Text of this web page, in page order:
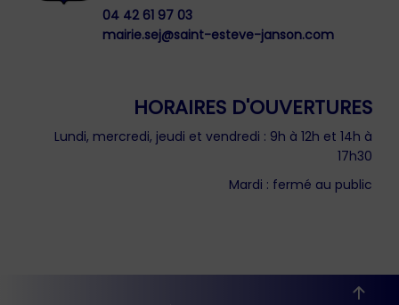
04 42 61 97 03
mairie.sej@saint-esteve-janson.com
HORAIRES D'OUVERTURES
Lundi, mercredi, jeudi et vendredi : 9h à 12h et 14h à
17h30
Mardi : fermé au public